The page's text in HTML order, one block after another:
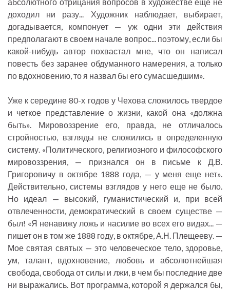
доходил ни разу... Художник наблюдает, выбирает,
догадывается, компонует — уж одни эти действия
предполагают в своем начале вопрос... поэтому, если бы
какой-нибудь автор похвастал мне, что он написал
повесть без заранее обдуманного намерения, а только
по вдохновению, то я назвал бы его сумасшедшим».
Уже к середине 80-х годов у Чехова сложилось твердое
и четкое представление о жизни, какой она «должна
быть». Мировоззрение его, правда, не отличалось
стройностью, взгляды не сложились в определенную
систему. «Политического, религиозного и философского
мировоззрения, — признался он в письме к Д.В.
Григоровичу в октябре 1888 года, — у меня еще нет».
Действительно, системы взглядов у него еще не было.
Но идеал — высокий, гуманистический и, при всей
отвлеченности, демократический в своем существе —
был! «Я ненавижу ложь и насилие во всех его видах... —
пишет он в том же 1888 году, в октябре, А.Н. Плещееву. —
Мое святая святых — это человеческое тело, здоровье,
ум, талант, вдохновение, любовь и абсолютнейшая
свобода, свобода от силы и лжи, в чем бы последние две
ни выражались. Вот программа, которой я держался бы,